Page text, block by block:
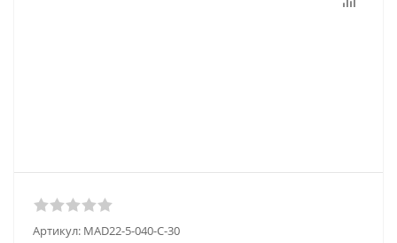
Артикул: MAD22-5-040-C-30